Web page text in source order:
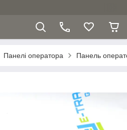
Панелі оператора Панель